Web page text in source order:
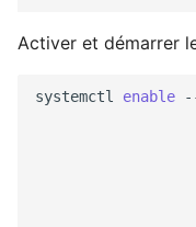
Activer et démarrer
systemctl enable